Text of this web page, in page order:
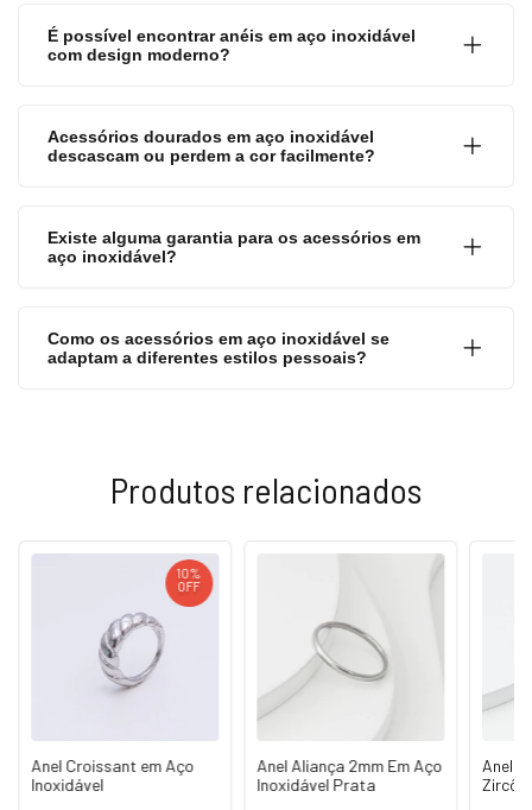
É possível encontrar anéis em aço inoxidável
com design moderno?
Acessórios dourados em aço inoxidável
descascam ou perdem a cor facilmente?
Existe alguma garantia para os acessórios em
aço inoxidável?
Como os acessórios em aço inoxidável se
adaptam a diferentes estilos pessoais?
Produtos relacionados
10%
OFF
Anel Croissant em Aço
Inoxidável
Anel Aliança 2mm Em Aço
Inoxidável Prata
Anel